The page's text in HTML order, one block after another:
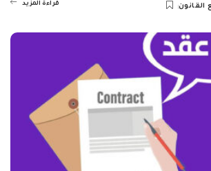
قراءة المزيد